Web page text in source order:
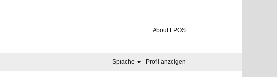
About EPOS
Sprache Profil anzeigen